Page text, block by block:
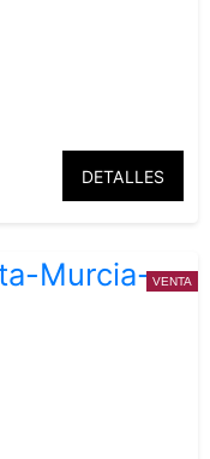
La Vaguada
DETALLES
VENTA